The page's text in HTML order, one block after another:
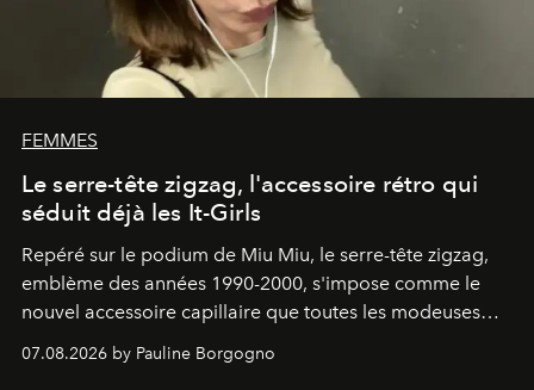
FEMMES
Le serre-tête zigzag, l'accessoire rétro qui
séduit déjà les It-Girls
Repéré sur le podium de Miu Miu, le serre-tête zigzag,
emblème des années 1990-2000, s'impose comme le
nouvel accessoire capillaire que toutes les modeuses
s'arrachent déjà.
07.08.2026 by Pauline Borgogno